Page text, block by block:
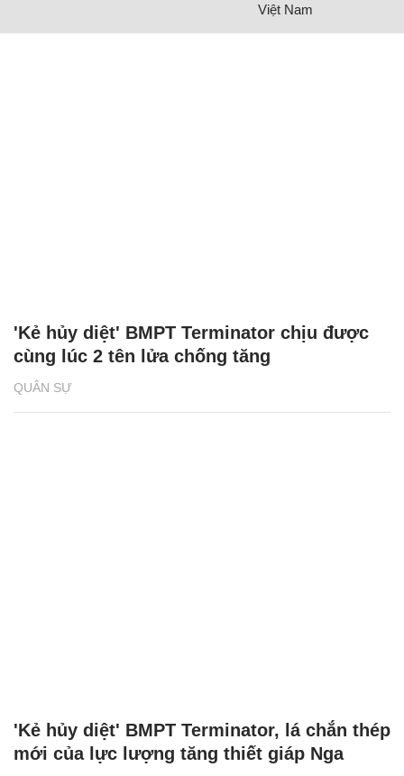
Việt Nam
QUÂN SỰ
'Kẻ hủy diệt' BMPT Terminator chịu được
cùng lúc 2 tên lửa chống tăng
'Kẻ hủy diệt' BMPT Terminator, lá chắn thép
mới của lực lượng tăng thiết giáp Nga